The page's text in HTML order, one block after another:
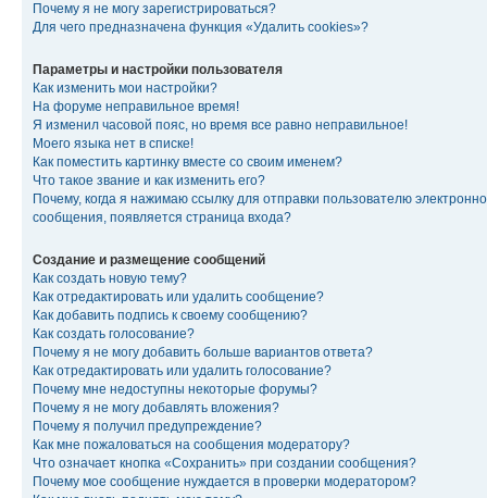
Почему я не могу зарегистрироваться?
Для чего предназначена функция «Удалить cookies»?
Параметры и настройки пользователя
Как изменить мои настройки?
На форуме неправильное время!
Я изменил часовой пояс, но время все равно неправильное!
Моего языка нет в списке!
Как поместить картинку вместе со своим именем?
Что такое звание и как изменить его?
Почему, когда я нажимаю ссылку для отправки пользователю
сообщения, появляется страница входа?
Создание и размещение сообщений
Как создать новую тему?
Как отредактировать или удалить сообщение?
Как добавить подпись к своему сообщению?
Как создать голосование?
Почему я не могу добавить больше вариантов ответа?
Как отредактировать или удалить голосование?
Почему мне недоступны некоторые форумы?
Почему я не могу добавлять вложения?
Почему я получил предупреждение?
Как мне пожаловаться на сообщения модератору?
Что означает кнопка «Сохранить» при создании сообщения?
Почему мое сообщение нуждается в проверки модератором?